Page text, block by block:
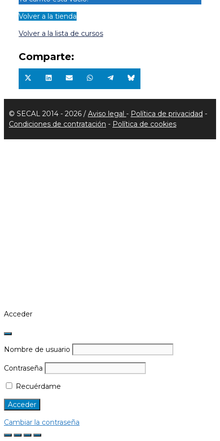
Volver a la tienda
Volver a la lista de cursos
Comparte:
Compartir
en
X
(Twitter)
Compartir
en
LinkedIn
Compartir
en
Email
Compartir
en
WhatsApp
Compartir
en
Telegram
Compartir
en
Bluesky
© SECAL 2014 - 2026 / Aviso legal - Política de privacidad -
Condiciones de contratación - Política de cookies
Acceder
Nombre de usuario
Contraseña
Recuérdame
Cambiar la contraseña